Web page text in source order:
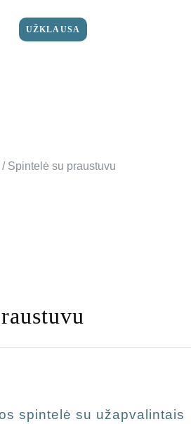
UŽKLAUSA
/ Spintelė su praustuvu
spintelė su užapvalintais